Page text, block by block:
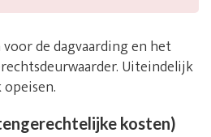
de dagvaarding en het
Uiteindelijk
kosten)